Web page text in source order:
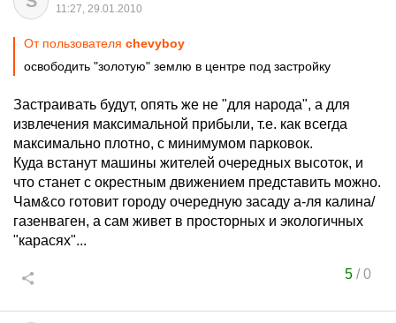
11:27, 29.01.2010
От пользователя chevyboy
освободить "золотую" землю в центре под застройку
Застраивать будут, опять же не "для народа", а для
извлечения максимальной прибыли, т.е. как всегда
максимально плотно, с минимумом парковок.
Куда встанут машины жителей очередных высоток, и
что станет с окрестным движением представить можно.
Чам&co готовит городу очередную засаду а-ля калина/
газенваген, а сам живет в просторных и экологичных
"карасях"...
5/0